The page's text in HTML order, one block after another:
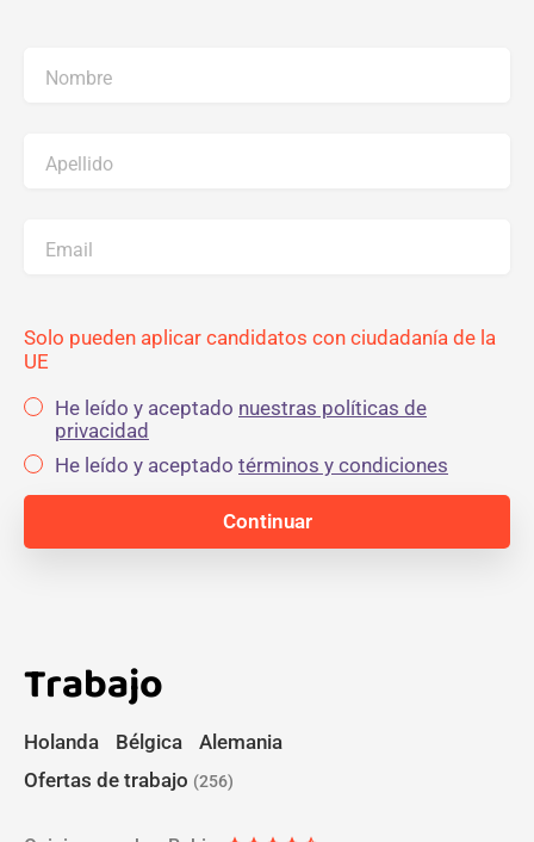
Nombre
Apellido
Email
Solo pueden aplicar candidatos con ciudadanía de la
UE
He leído y aceptado nuestras políticas de
privacidad
He leído y aceptado términos y condiciones
Trabajo
Holanda Bélgica
Alemania
Ofertas de trabajo (256)